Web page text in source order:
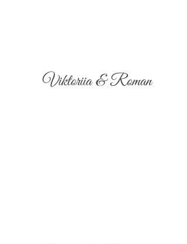
Viktoriia & Roman